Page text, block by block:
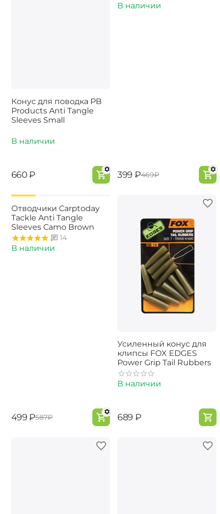
Конус для поводка PB
Products Anti Tangle
Sleeves Small
В наличии
‍660‍ ₽
В наличии
‍399‍ ₽‍469‍₽
Отводчики Carptoday
Tackle Anti Tangle
Sleeves Camo Brown
14
В наличии
‍499‍ ₽‍587‍₽
Усиленный конус для
клипсы FOX EDGES
Power Grip Tail Rubbers
В наличии
‍689‍ ₽